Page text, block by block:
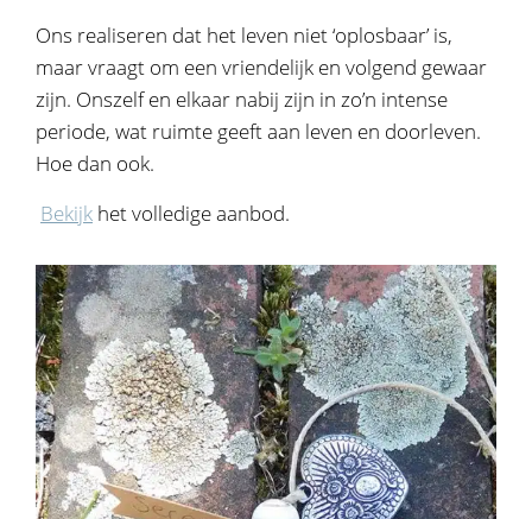
Ons realiseren dat het leven niet ‘oplosbaar’ is,
maar vraagt om een vriendelijk en volgend gewaar
zijn. Onszelf en elkaar nabij zijn in zo’n intense
periode, wat ruimte geeft aan leven en doorleven.
Hoe dan ook.
Bekijk het volledige aanbod.